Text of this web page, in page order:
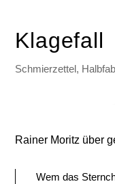
Klagefall
Schmierzettel,
Rainer Moritz über
Wem das